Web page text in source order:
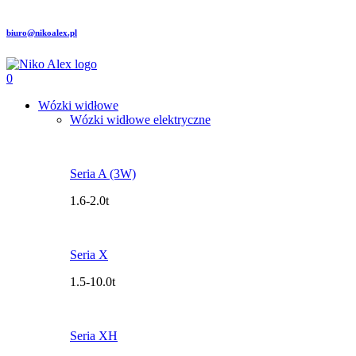
biuro@nikoalex.pl
0
Wózki widłowe
Wózki widłowe elektryczne
Seria A (3W)
1.6-2.0t
Seria X
1.5-10.0t
Seria XH